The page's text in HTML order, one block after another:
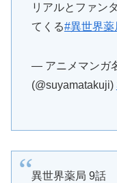
リアルとファン
てくる#異世界薬
— アニメマンガ
(@suyamatakuji)
異世界薬局 9話